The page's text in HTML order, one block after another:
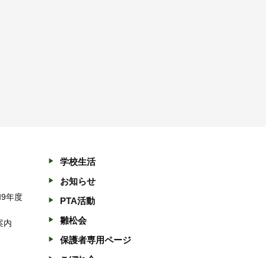
年度
内
学校生活
お知らせ
PTA活動
雛松会
保護者専用ページ